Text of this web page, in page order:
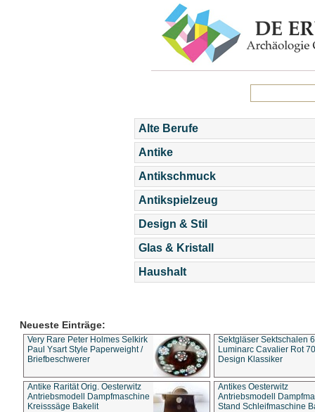
Alte Berufe
Antike
Antikschmuck
Antikspielzeug
Design & Stil
Glas & Kristall
Haushalt
Neueste Einträge:
Very Rare Peter Holmes Selkirk
Paul Ysart Style Paperweight /
Briefbeschwerer
Sektgläser Sektschalen
Luminarc Cavalier Rot
Design Klassiker
Antike Rarität Orig. Oesterwitz
Antriebsmodell Dampfmaschine
Kreisssäge Bakelit
Antikes Oesterwitz
Antriebsmodell
Stand Schleifmaschine